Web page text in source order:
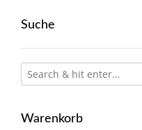
Suche
Warenkorb